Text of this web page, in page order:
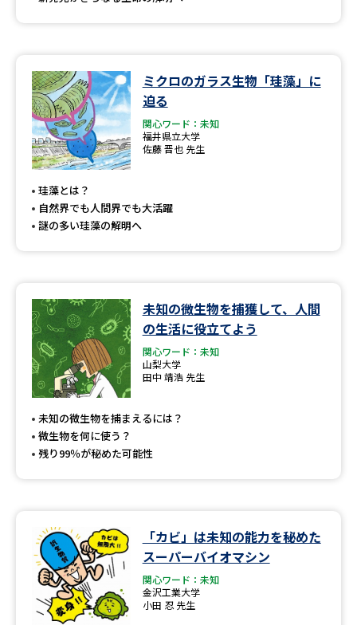
大学で学べる内容や特徴を調べる
データサイエンス特集 奨学金・特待生制度特集
デジタルパンフレット 進路の３択
新学年スタート号特集ページ
（高3生用）
SELFBRAND特集ページ
オープンキャンパス検索 実施プログラムから探す
来場型・Web型イベント特集 夢ナビライブ
受験準備
先輩が入学を決めた理由 テレメール全国一斉進学調査
新生活お役立ちガイド
ミクロのガラス生物「珪藻」に
迫る
関心ワード：未知
福井県立大学
佐藤 晋也 先生
珪藻とは？
自然界でも人間界でも大活躍
謎の多い珪藻の解明へ
未知の微生物を捕獲して、人間
の生活に役立てよう
関心ワード：未知
山梨大学
田中 靖浩 先生
未知の微生物を捕まえるには？
微生物を何に使う？
残り99％が秘めた可能性
「カビ」は未知の能力を秘めた
スーパーバイオマシン
関心ワード：未知
金沢工業大学
小田 忍 先生